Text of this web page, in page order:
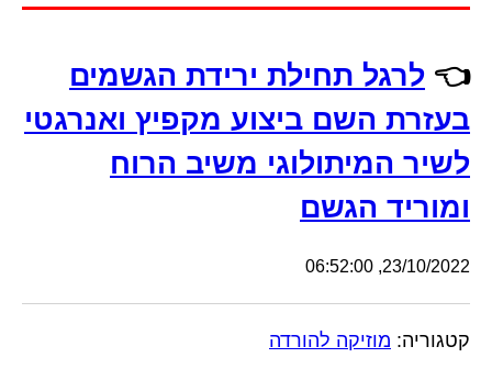
👈 לרגל תחילת ירידת הגשמים
בעזרת השם ביצוע מקפיץ ואנרגטי
לשיר המיתולוגי משיב הרוח
ומוריד הגשם
23/10/2022, 06:52:00
קטגוריה: מוזיקה להורדה